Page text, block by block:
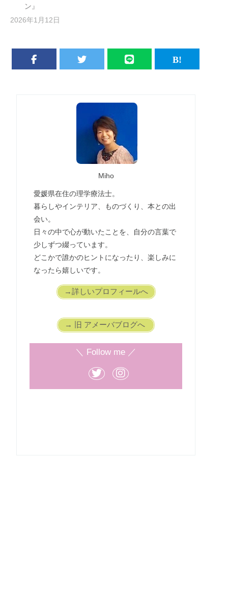
ン』
2026年1月12日
Miho
愛媛県在住の理学療法士。
暮らしやインテリア、ものづくり、本との出
会い。
日々の中で心が動いたことを、自分の言葉で
少しずつ綴っています。
どこかで誰かのヒントになったり、楽しみに
なったら嬉しいです。
→詳しいプロフィールへ
→ 旧 アメーバブログへ
＼ Follow me ／